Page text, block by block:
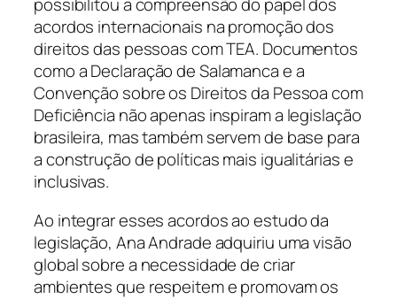
possibilitou a compreensão do papel dos
acordos internacionais na promoção dos
direitos das pessoas com TEA. Documentos
como a Declaração de Salamanca e a
Convenção sobre os Direitos da Pessoa com
Deficiência não apenas inspiram a legislação
brasileira, mas também servem de base para
a construção de políticas mais igualitárias e
inclusivas.
Ao integrar esses acordos ao estudo da
legislação, Ana Andrade adquiriu uma visão
global sobre a necessidade de criar
ambientes que respeitem e promovam os